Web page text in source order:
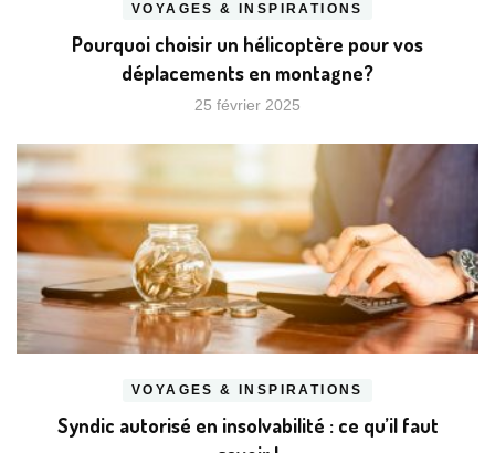
VOYAGES & INSPIRATIONS
Pourquoi choisir un hélicoptère pour vos
déplacements en montagne?
25 février 2025
VOYAGES & INSPIRATIONS
Syndic autorisé en insolvabilité : ce qu’il faut